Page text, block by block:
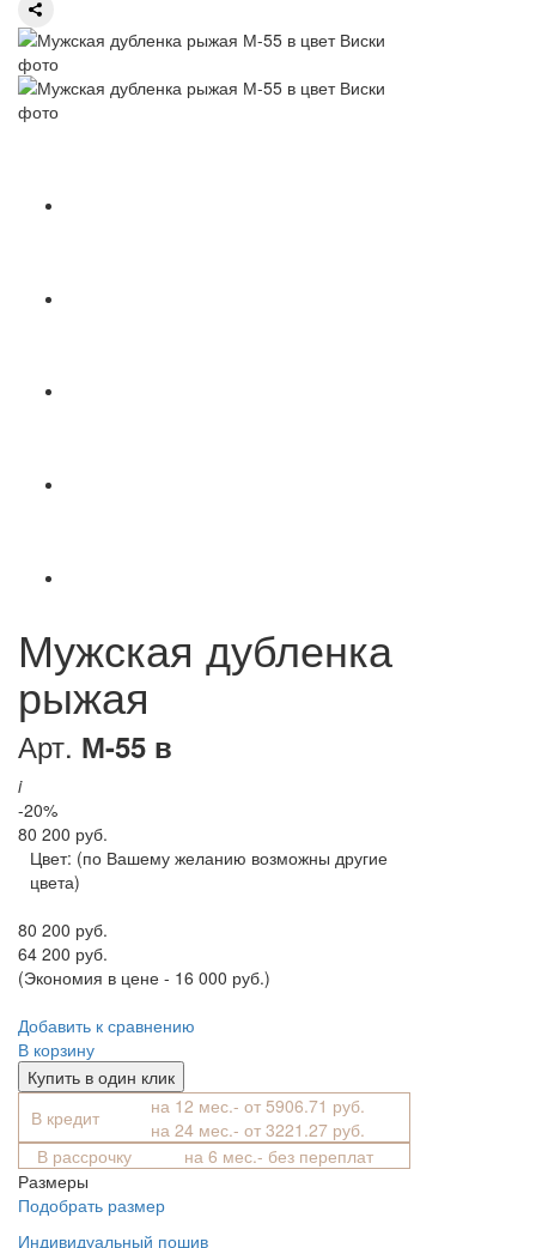
Мужская дубленка
рыжая
Арт. М-55 в
i
-20%
80 200 руб.
Цвет: (по Вашему желанию возможны другие
цвета)
80 200 руб.
64 200 руб.
(Экономия в цене - 16 000 руб.)
Добавить к сравнению
В корзину
Купить в один клик
В кредит
на 12 мес.- от 5906.71 руб.
на 24 мес.- от 3221.27 руб.
В рассрочку
на 6 мес.- без переплат
Размеры
Подобрать размер
Индивидуальный пошив